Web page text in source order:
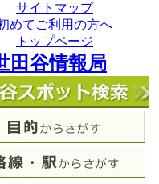
サイトマップ
めてご利用の方へ
トップページ